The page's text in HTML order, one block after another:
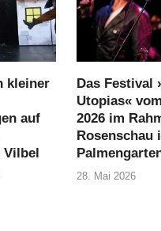
kleiner
auf
Vilbel
Das Festival
Utopias«
2026 im
Rosenschau
28. Mai 2026